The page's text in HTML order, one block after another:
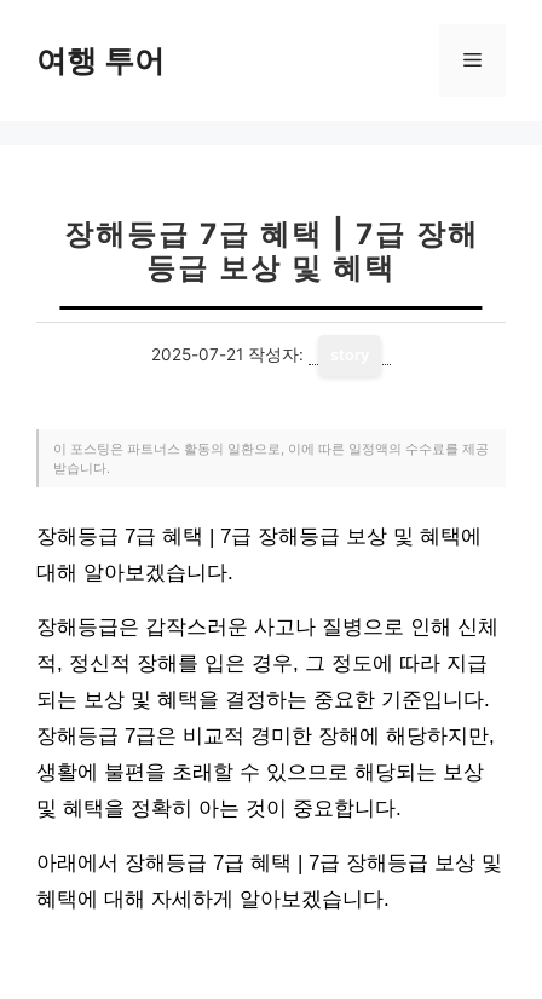
여행 투어 메
장해등급 7급 혜택 | 7급 장해
등급 보상 및 혜택
2025-07-21 작성자:
이 포스팅은 파트너스 활동의 일환으로, 이에 따른 일정액의 수수료를 제공
받습니다.
장해등급 7급 혜택 | 7급 장해등급 보상 및 혜택에
대해 알아보겠습니다.
장해등급은 갑작스러운 사고나 질병으로 인해 신체
적, 정신적 장해를 입은 경우, 그 정도에 따라 지급
되는 보상 및 혜택을 결정하는 중요한 기준입니다.
장해등급 7급은 비교적 경미한 장해에 해당하지만,
생활에 불편을 초래할 수 있으므로 해당되는 보상
및 혜택을 정확히 아는 것이 중요합니다.
아래에서 장해등급 7급 혜택 | 7급 장해등급 보상 및
혜택에 대해 자세하게 알아보겠습니다.